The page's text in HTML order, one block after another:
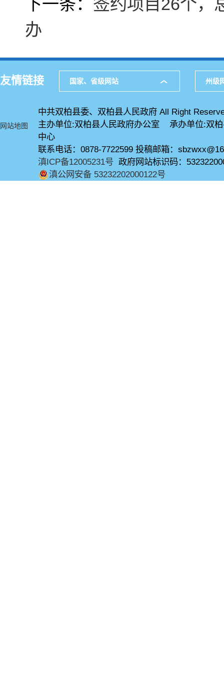
下一条： 签约项目26个，
办
友情链接 国家、省级网站 州级
网站地图
中共双柏县委、双柏县人民政府 All Right
主办单位:双柏县人民政府办公室 承办单位:双
中心
联系电话：0878-7722599 投稿邮箱：
滇ICP备12005231号 政府网站标识码：
滇公网安备 53232202000122号